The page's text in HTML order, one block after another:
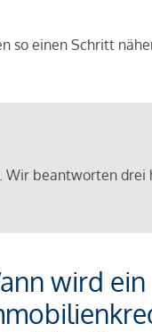
so einen Schritt
Wir beantworten drei
wird ein